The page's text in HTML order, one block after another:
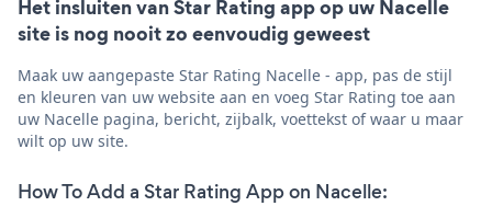
Het insluiten van Star Rating app op uw Nacelle
site is nog nooit zo eenvoudig geweest
Maak uw aangepaste Star Rating Nacelle - app, pas de stijl
en kleuren van uw website aan en voeg Star Rating toe aan
uw Nacelle pagina, bericht, zijbalk, voettekst of waar u maar
wilt op uw site.
How To Add a Star Rating App on Nacelle: